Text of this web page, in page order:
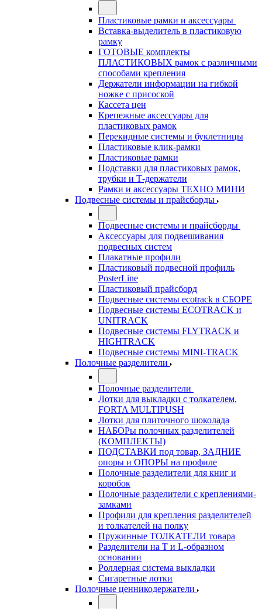
Пластиковые рамки и аксессуары
Вставка-выделитель в пластиковую
рамку
ГОТОВЫЕ комплекты
ПЛАСТИКОВЫХ рамок с различными
способами крепления
Держатели информации на гибкой
ножке с присоской
Кассета цен
Крепежные аксессуары для
пластиковых рамок
Перекидные системы и буклетницы
Пластиковые клик-рамки
Пластиковые рамки
Подставки для пластиковых рамок,
трубки и Т-держатели
Рамки и аксессуары ТЕХНО МИНИ
Подвесные системы и прайсборды
Подвесные системы и прайсборды
Аксессуары для подвешивания
подвесных систем
Плакатные профили
Пластиковый подвесной профиль
PosterLine
Пластиковый прайсборд
Подвесные системы ecotrack в СБОРЕ
Подвесные системы ECOTRACK и
UNITRACK
Подвесные системы FLYTRACK и
HIGHTRACK
Подвесные системы MINI-TRACK
Полочные разделители
Полочные разделители
Лотки для выкладки с толкателем,
FORTA MULTIPUSH
Лотки для плиточного шоколада
НАБОРы полочных разделителей
(КОМПЛЕКТЫ)
ПОДСТАВКИ под товар, ЗАДНИЕ
опоры и ОПОРЫ на профиле
Полочные разделители для книг и
коробок
Полочные разделители с креплениями-
замками
Профили для крепления разделителей
и толкателей на полку
Пружинные ТОЛКАТЕЛИ товара
Разделители на Т и L-образном
основании
Роллерная система выкладки
Сигаретные лотки
Полочные ценникодержатели